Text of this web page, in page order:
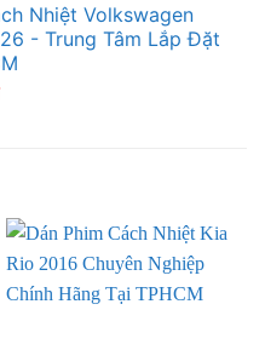
Nhiệt Volkswagen
- Trung Tâm Lắp Đặt